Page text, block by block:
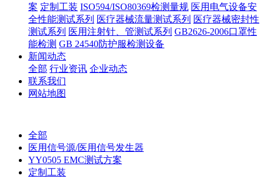
案 定制工装 ISO594/ISO80369检测量规 医用电气设备安
全性能测试系列 医疗器械流量测试系列 医疗器械密封性
测试系列 医用注射针、管测试系列 GB2626-2006口罩性
能检测 GB 24540防护服检测设备
新闻动态
全部 行业资讯 企业动态
联系我们
网站地图
全部
医用信号源/医用信号发生器
YY0505 EMC测试方案
定制工装